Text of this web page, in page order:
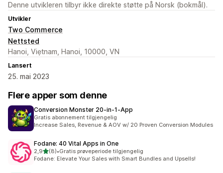
Denne utvikleren tilbyr ikke direkte støtte på Norsk (bokmål).
Utvikler
Two Commerce
Nettsted
Hanoi, Viẹtnam, Hanoi, 10000, VN
Lansert
25. mai 2023
Flere apper som denne
Conversion Monster 20‑in‑1‑App
Gratis abonnement tilgjengelig
Increase Sales, Revenue & AOV w/ 20 Proven Conversion Modules
Fodane: 40 Vital Apps in One
2,9av 5 stjerner
(8)
Totalt 8 omtaler
•Gratis prøveperiode tilgjengelig
Fodane: Elevate Your Sales with Smart Bundles and Upsells!